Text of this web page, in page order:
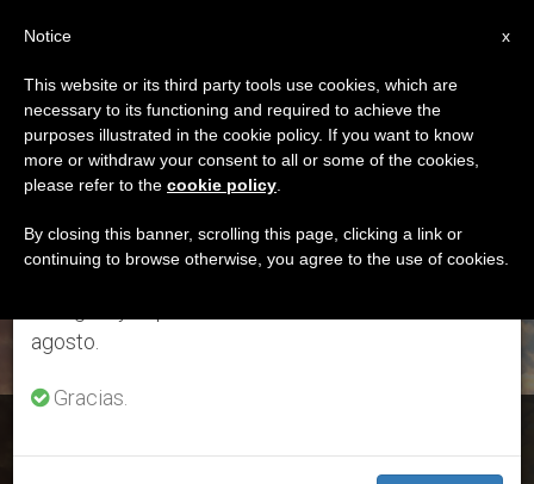
DÍA
Septiembre 28th, 2021
ÚLTIMAS NOTICIAS
en Dios, según encuesta de 2021
×
Aviso importante
Del 27 de julio al 7 de agosto haremos la pausa
anual, aprovechando que en el periodo de verano
se generan menos informaciones y también el
agosto.
Gracias.
x
Notice
This website or its third party tools use cookies, which are
necessary to its functioning and required to achieve the
purposes illustrated in the cookie policy. If you want to know
more or withdraw your consent to all or some of the cookies,
please refer to the cookie policy
By closing this banner, scrolling this page, clicking a link or
continuing to browse otherwise, you agree to the use of cookies.